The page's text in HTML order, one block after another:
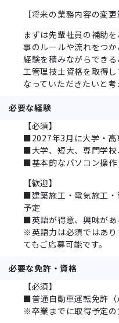
［将来の業務内容の変
まずは先輩社員の補助
事のルールや流れをつか
経験を積みながらでき
工管理技士資格を取得
なっていただきたいと考
必要な経験
【必須】
■2027年3月に大学・高
■大学、短大、専門学校
■基本的なパソコン操作
【歓迎】
■建築施工・電気施工・
予定
■英語が得意、興味があ
※英語力は必須ではあり
てもご応募可能です。
必要な免許・資格
【必須】
■普通自動車運転免許（
※卒業までに取得予定の